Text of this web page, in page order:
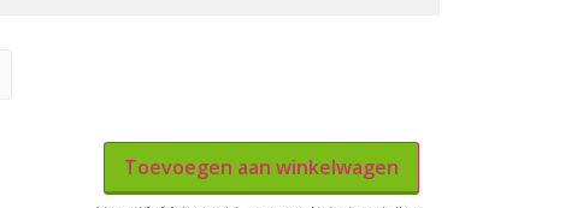
Toevoegen aan winkelwagen